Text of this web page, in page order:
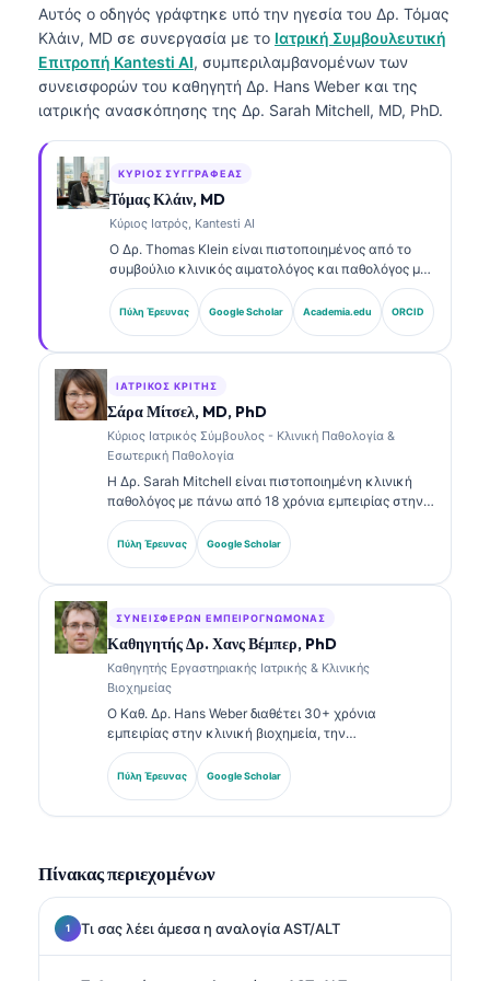
Αυτός ο οδηγός γράφτηκε υπό την ηγεσία του Δρ. Τόμας
Κλάιν, MD σε συνεργασία με το Ιατρική Συμβουλευτική
Επιτροπή Kantesti AI, συμπεριλαμβανομένων των
συνεισφορών του καθηγητή Δρ. Hans Weber και της
ιατρικής ανασκόπησης της Δρ. Sarah Mitchell, MD, PhD.
ΚΎΡΙΟΣ ΣΥΓΓΡΑΦΈΑΣ
Τόμας Κλάιν, MD
Κύριος Ιατρός, Kantesti AI
Ο Δρ. Thomas Klein είναι πιστοποιημένος από το
συμβούλιο κλινικός αιματολόγος και παθολόγος με
πάνω από 15 χρόνια εμπειρίας στη εργαστηριακή
ιατρική και στην ανάλυση κλινικών δεδομένων με
υποβοήθηση AI. Ως Chief Medical Officer στην
δικτύου. Ο Δρ. Klein έχει δημοσιεύσει εκτενώς
σχετικά με την ερμηνεία βιοδεικτών και τη
εργαστηριακή διάγνωση σε θέματα εργαστηριακής
ιατρικής.
Πύλη Έρευνας Google Scholar Academia.edu ORCID
ΙΑΤΡΙΚΌΣ ΚΡΙΤΉΣ
Σάρα Μίτσελ, MD, PhD
Κύριος Ιατρικός Σύμβουλος - Κλινική Παθολογία &
Εσωτερική Παθολογία
Η Δρ. Sarah Mitchell είναι πιστοποιημένη κλινική
παθολόγος με πάνω από 18 χρόνια εμπειρίας στην
εργαστηριακή ιατρική και στην διαγνωστική
ανάλυση. Διαθέτει εξειδικευμένες πιστοποιήσεις
στην κλινική χημεία και έχει δημοσιεύσει εκτενώς
Πύλη Έρευνας Google Scholar
ΣΥΝΕΙΣΦΈΡΩΝ ΕΜΠΕΙΡΟΓΝΏΜΟΝΑΣ
Καθηγητής Δρ. Χανς Βέμπερ, PhD
Καθηγητής Εργαστηριακής Ιατρικής & Κλινικής
Βιοχημείας
Ο Καθ. Δρ. Hans Weber διαθέτει 30+ χρόνια
εμπειρίας στην κλινική βιοχημεία, την
εργαστηριακή ιατρική και την έρευνα βιοδεικτών.
Πρώην Πρόεδρος της Γερμανικής Εταιρείας Κλινικής
Χημείας, ειδικεύεται στην ανάλυση διαγνωστικών
Πύλη Έρευνας Google Scholar
Πίνακας περιεχομένων
Τι σας λέει άμεσα η αναλογία AST/ALT